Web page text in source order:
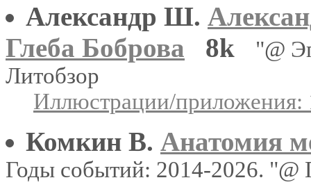
Александр Ш.
Глеба Боброва
8k
"@
Литобзор
Иллюстрации/приложения:
Комкин В. Анатомия
Годы событий: 2014-2026. "@